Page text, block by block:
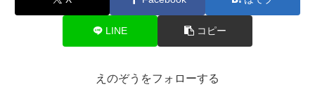
LINE コピー
えのぞうをフォローする